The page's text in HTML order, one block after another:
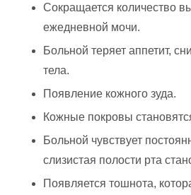
Сокращается количество
ежедневной мочи.
Больной теряет аппетит,
тела.
Появление кожного зуда.
Кожные покровы
Больной чувствует
слизистая полости рта
Появляется тошнота,